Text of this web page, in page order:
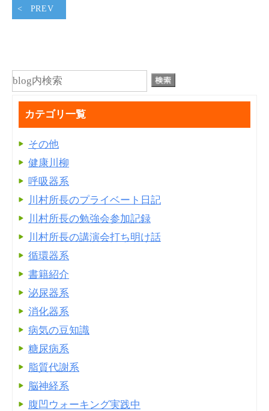
PREV
カテゴリ一覧
その他
健康川柳
呼吸器系
川村所長のプライベート日記
川村所長の勉強会参加記録
川村所長の講演会打ち明け話
循環器系
書籍紹介
泌尿器系
消化器系
病気の豆知識
糖尿病系
脂質代謝系
脳神経系
腹凹ウォーキング実践中